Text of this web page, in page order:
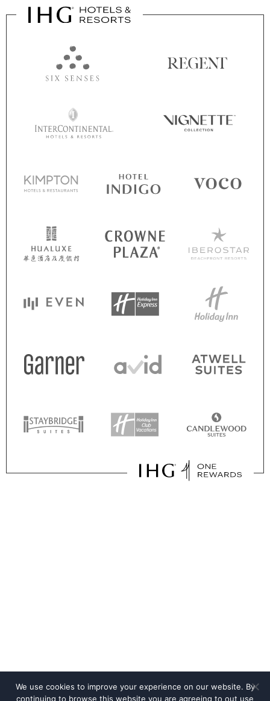
We use cookies to improve your experience on our website. By
continuing to browse this website you are agreeing to out use